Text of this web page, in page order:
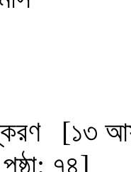
[১৩
৭৪]